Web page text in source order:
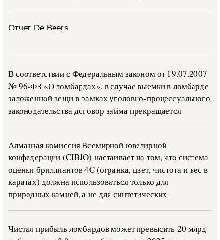
Отчет De Beers
В со­о­т­вет­ствии с Фе­де­раль­ным за­ко­ном от 19.07.2007
№ 96-ФЗ «О ло­м­бар­дах», в слу­чае вы­е­м­ки в ло­м­бар­де
за­ло­жен­ной ве­щи в ра­м­ках уго­ло­в­но-­про­цес­су­аль­но­го
за­ко­но­да­тель­ства до­го­вор зай­ма пре­кра­ща­ет­ся
Алмазная комиссия Всемирной ювелирной
конфедерации (CIBJO) настаивает на том, что система
оценки бриллиантов 4C (огранка, цвет, чистота и вес в
каратах) должна использоваться только для
природных камней, а не для синтетических
Чистая прибыль ломбардов может превысить 20 млрд